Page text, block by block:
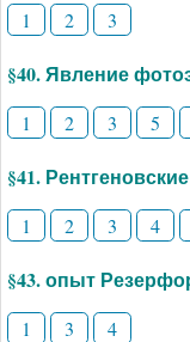
1 2 3
§40. Явление
1 2 3 5
§41.
1 2 3 4
§43. опыт
1 3 4